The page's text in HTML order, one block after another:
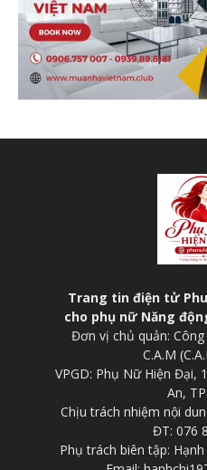
Trang tin điện tử
cho phụ nữ Năng
Đơn vị chủ quản:
C.A.M
VPGD: Phụ Nữ Hiện Đại,
An,
Chịu trách nhiệm nội
ĐT: 076
Phụ trách biên tập: